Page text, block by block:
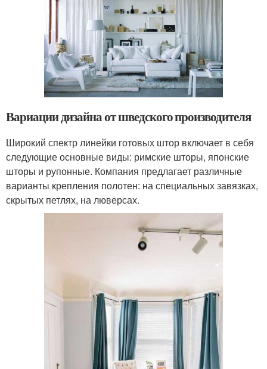
Вариации дизайна от шведского производителя
Широкий спектр линейки готовых штор включает в себя
следующие основные виды: римские шторы, японские
шторы и рупонные. Компания предлагает различные
варианты крепления полотен: на специальных завязках,
скрытых петлях, на люверсах.